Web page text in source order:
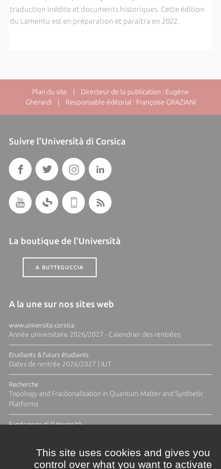
traduction inédite et documents historiques. Cette édition
du Lamentu est en préparation et paraîtra en 2022.
Plan du site | Directeur de la publication : Eugène
Gherardi | Responsable éditorial : Françoise GRAZIANI
Suivre l'Università di Corsica
La boutique de l'Università
A BUTTEGUCCIA
A la une sur nos sites web
www.universita.corsica
Année universitaire 2026/2027 - Calendrier des rentrées
Etudiants & futurs étudiants
Dates de rentrée 2026/2027 | IUT
Recherche
Topology and Fractionalisation in Quantum Matter and Synthetic
Platforms
Fundazione di l'Università
This site uses cookies and gives you
control over what you want to activate